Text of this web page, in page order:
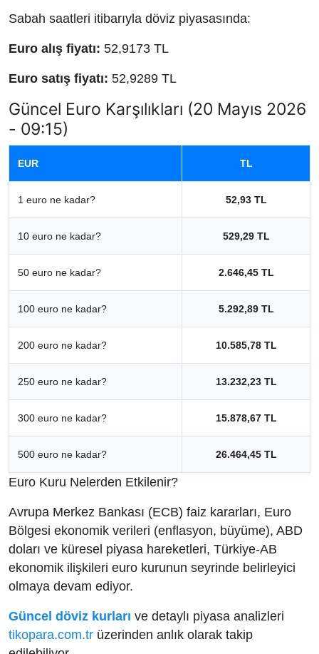
Sabah saatleri itibarıyla döviz piyasasında:
Euro alış fiyatı: 52,9173 TL
Euro satış fiyatı: 52,9289 TL
Güncel Euro Karşılıkları (20 Mayıs 2026
- 09:15)
EUR TL
1 euro ne kadar? 52,93 TL
10 euro ne kadar? 529,29 TL
50 euro ne kadar? 2.646,45 TL
100 euro ne kadar? 5.292,89 TL
200 euro ne kadar? 10.585,78 TL
250 euro ne kadar? 13.232,23 TL
300 euro ne kadar? 15.878,67 TL
500 euro ne kadar? 26.464,45 TL
Euro Kuru Nelerden Etkilenir?
Avrupa Merkez Bankası (ECB) faiz kararları, Euro
Bölgesi ekonomik verileri (enflasyon, büyüme), ABD
doları ve küresel piyasa hareketleri, Türkiye-AB
ekonomik ilişkileri euro kurunun seyrinde belirleyici
olmaya devam ediyor.
Güncel döviz kurları ve detaylı piyasa analizleri
tikopara.com.tr üzerinden anlık olarak takip